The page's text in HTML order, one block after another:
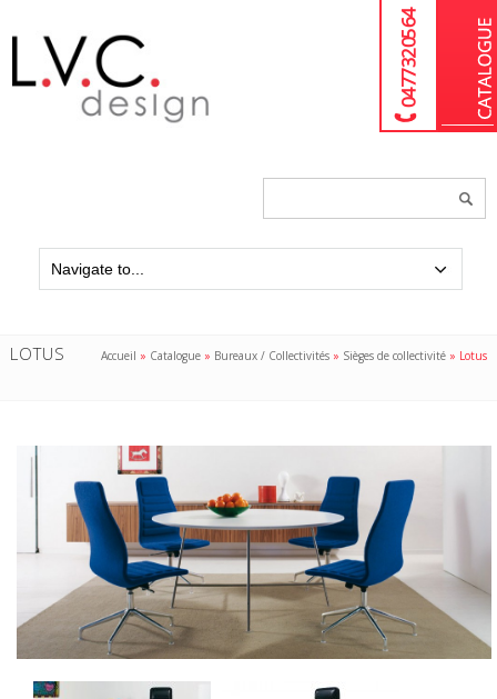
04 77 32 05 64
LOTUS Accueil » Catalogue » Bureaux / Collectivités » Sièges de collectivité » Lotus